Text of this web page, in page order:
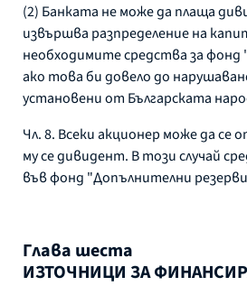
(2) Банката не може да плаща
извършва разпределение на
необходимите средства за фонд
ако това би довело до
установени от Българската
Чл. 8. Всеки акционер може да се
му се дивидент. В този случай
във фонд "Допълнителни
Глава шеста
ИЗТОЧНИЦИ ЗА